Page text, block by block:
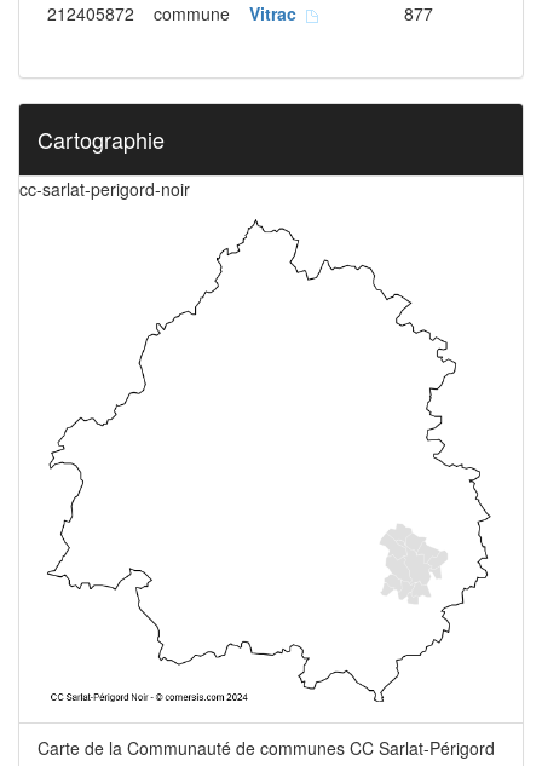
212405872
commune Vitrac 877
Cartographie
cc-sarlat-perigord-noir
Carte de la Communauté de communes CC Sarlat-Périgord